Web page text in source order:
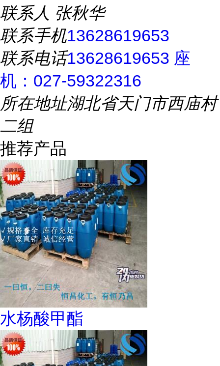
联系人 张秋华
联系手机13628619653
联系电话13628619653 座
机：027-59322316
所在地址湖北省天门市西庙村
二组
推荐产品
水杨酸甲酯